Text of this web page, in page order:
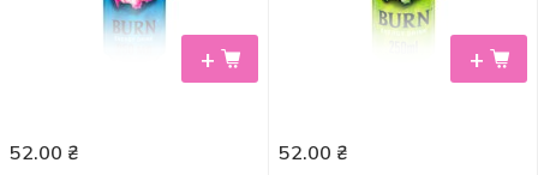
+
52.00 ₴
+
52.00 ₴